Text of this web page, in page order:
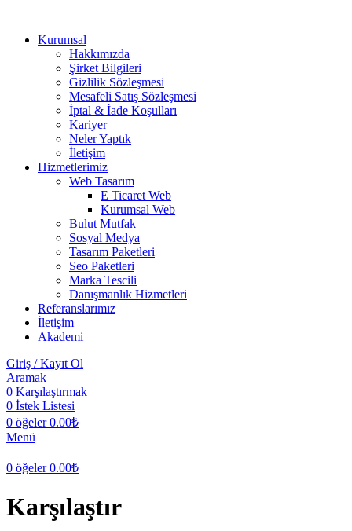
Kurumsal
Hakkımızda
Şirket Bilgileri
Gizlilik Sözleşmesi
Mesafeli Satış Sözleşmesi
İptal & İade Koşulları
Kariyer
Neler Yaptık
İletişim
Hizmetlerimiz
Web Tasarım
E Ticaret Web
Kurumsal Web
Bulut Mutfak
Sosyal Medya
Tasarım Paketleri
Seo Paketleri
Marka Tescili
Danışmanlık Hizmetleri
Referanslarımız
İletişim
Akademi
Giriş / Kayıt Ol
Aramak
0 Karşılaştırmak
0 İstek Listesi
0 öğeler 0.00₺
Menü
0 öğeler 0.00₺
Karşılaştır